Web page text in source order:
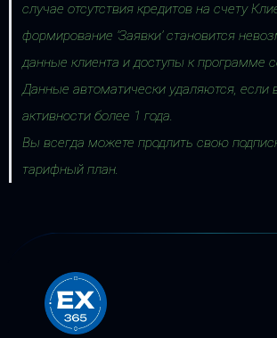
случае отсутствия кредитов на счету
формирование 'Заявки' становится
данные клиента и доступы к программе
Данные автоматически удаляются, если
активности более 1 года.
Вы всегда можете продлить свою
тарифный план.